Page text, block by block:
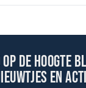
de hoogte
en